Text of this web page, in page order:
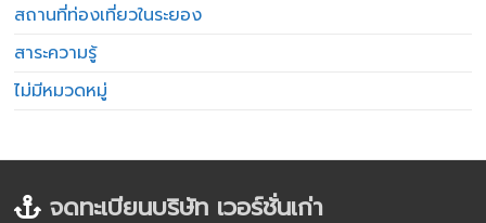
สถานที่ท่องเที่ยวในระยอง
สาระความรู้
ไม่มีหมวดหมู่
จดทะเบียนบริษัท เวอร์ชั่นเก่า